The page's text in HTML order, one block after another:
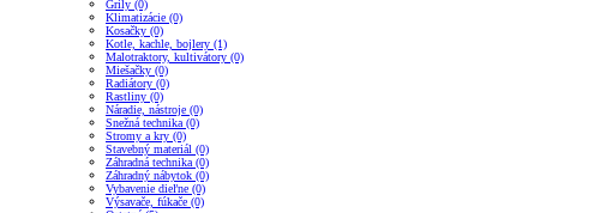
Grily (0)
Klimatizácie (0)
Kosačky (0)
Kotle, kachle, bojlery (1)
Malotraktory, kultivátory (0)
Miešačky (0)
Radiátory (0)
Rastliny (0)
Náradie, nástroje (0)
Snežná technika (0)
Stromy a kry (0)
Stavebný materiál (0)
Záhradná technika (0)
Záhradný nábytok (0)
Vybavenie dieľne (0)
Výsavače, fúkače (0)